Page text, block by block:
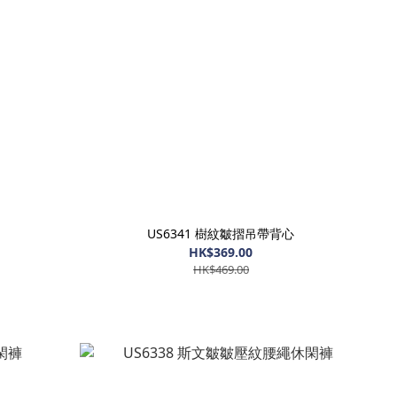
US6341 樹紋皺摺吊帶背心
HK$369.00
HK$469.00